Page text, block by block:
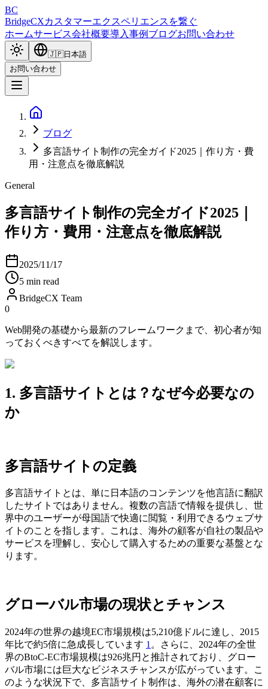
BC
BridgeCXカスタマーエクスペリエンスを繋ぐ
ホームサービス会社概要導入事例 ブログお問い合わせ
🇯🇵日本語
お問い合わせ
ブログ
多言語サイト制作の完全ガイド2025｜作り方・費
用・注意点を徹底解説
General
多言語サイト制作の完全ガイド2025｜
作り方・費用・注意点を徹底解説
2025/11/17
5 min read
BridgeCX Team
0
Web開発の基礎から最新のフレームワークまで、初心者が知
っておくべきすべてを解説します。
1. 多言語サイトとは？なぜ今必要なの
か
多言語サイトの定義
多言語サイトとは、単に日本語のコンテンツを他言語に翻訳
したサイトではありません。複数の言語で情報を提供し、世
界中のユーザーが母国語で快適に閲覧・利用できるウェブサ
イトのことを指します。これは、海外の顧客が自社の製品や
サービスを理解し、安心して購入するための重要な基盤とな
ります。
グローバル市場の現状とチャンス
2024年の世界の越境EC市場規模は5,210億ドルに達し、2015
年比で約5倍に急成長しています 1 。さらに、2024年の全世
界のBtoC-EC市場規模は926兆円と推計されており、グロー
バル市場には巨大なビジネスチャンスが広がっています。こ
のような状況下で、 多言語サイト制作は、海外の潜在顧客に